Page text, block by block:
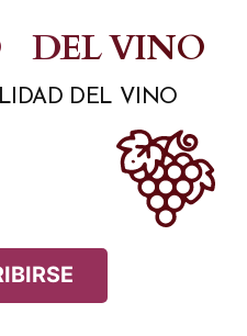
DEL VINO
DEL VINO